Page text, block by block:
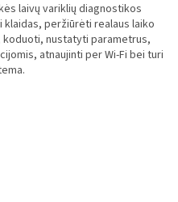
laivų variklių diagnostikos
peržiūrėti realaus laiko
nustatyti parametrus,
atnaujinti per Wi-Fi bei turi